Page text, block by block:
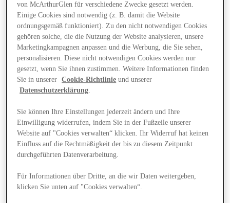
von McArthurGlen für verschiedene Zwecke gesetzt werden.
Einige Cookies sind notwendig (z. B. damit die Website
ordnungsgemäß funktioniert). Zu den nicht notwendigen Cookies
gehören solche, die die Nutzung der Website analysieren, unsere
Marketingkampagnen anpassen und die Werbung, die Sie sehen,
personalisieren. Diese nicht notwendigen Cookies werden nur
gesetzt, wenn Sie ihnen zustimmen. Weitere Informationen finden
Sie in unserer
Cookie-Richtlinie und unserer
Datenschutzerklärung.
Sie können Ihre Einstellungen jederzeit ändern und Ihre
Einwilligung widerrufen, indem Sie in der Fußzeile unserer
Website auf "Cookies verwalten“ klicken. Ihr Widerruf hat keinen
Einfluss auf die Rechtmäßigkeit der bis zu diesem Zeitpunkt
durchgeführten Datenverarbeitung.
Für Informationen über Dritte, an die wir Daten weitergeben,
klicken Sie unten auf "Cookies verwalten“.